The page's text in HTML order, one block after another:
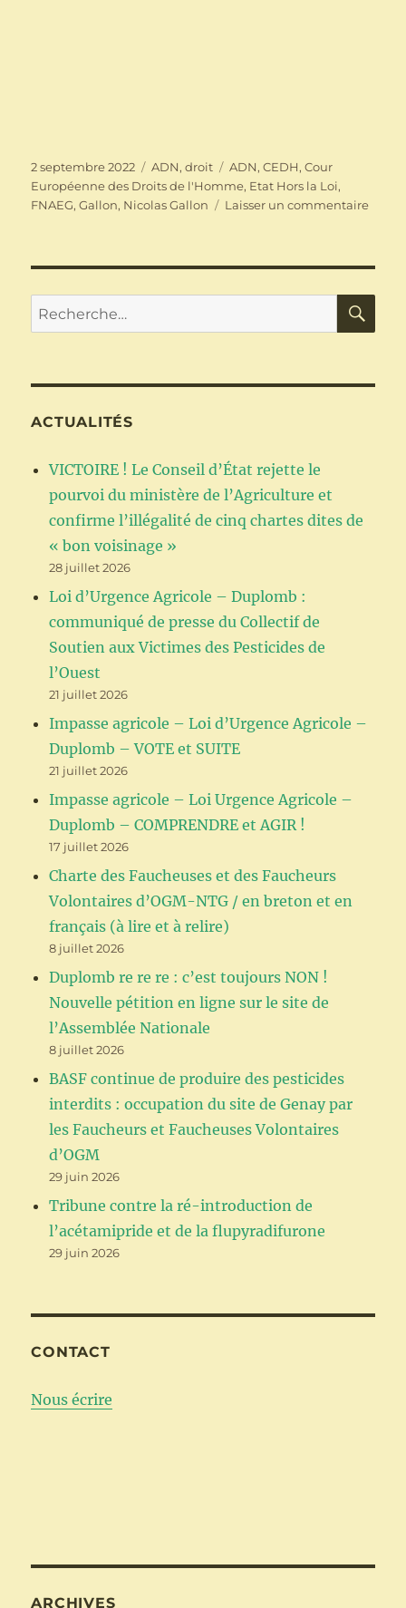
Publié
le
2 septembre 2022 Catégories
ADN,droit Étiquettes
ADN,CEDH,Cour
Européenne des Droits de l'Homme, Etat Hors la Loi,
FNAEG,Gallon, Nicolas Gallon Laisser un commentairesur
par
Recherche
pour :
ACTUALITÉS
VICTOIRE ! Le Conseil d’État rejette le
pourvoi du ministère de l’Agriculture et
confirme l’illégalité de cinq chartes dites de
« bon voisinage »
28 juillet 2026
Loi d’Urgence Agricole – Duplomb :
communiqué de presse du Collectif de
Soutien aux Victimes des Pesticides de
l’Ouest
21 juillet 2026
Impasse agricole – Loi d’Urgence Agricole –
Duplomb – VOTE et SUITE
21 juillet 2026
Impasse agricole – Loi Urgence Agricole –
Duplomb – COMPRENDRE et AGIR !
17 juillet 2026
Charte des Faucheuses et des Faucheurs
Volontaires d’OGM-NTG / en breton et en
français (à lire et à relire)
8 juillet 2026
Duplomb re re re : c’est toujours NON !
Nouvelle pétition en ligne sur le site de
l’Assemblée Nationale
8 juillet 2026
BASF continue de produire des pesticides
interdits : occupation du site de Genay par
les Faucheurs et Faucheuses Volontaires
d’OGM
29 juin 2026
Tribune contre la ré-introduction de
l’acétamipride et de la flupyradifurone
29 juin 2026
CONTACT
Nous écrire
ARCHIVES